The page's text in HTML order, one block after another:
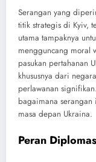
Serangan yang
titik strategis di Kyiv,
utama tampaknya
mengguncang moral
pasukan pertahanan
khususnya dari
perlawanan
bagaimana
masa depan Ukraina.
Peran